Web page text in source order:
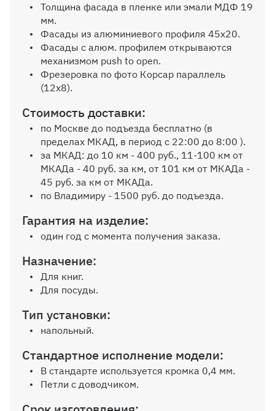
Материалы как на
фотографии: Корпус Дуб
делано D4079 OW,
фасады МДФ Графит
SF019 матовый софт тач
черной алюминиевой раме
45х20 (+400 руб.)
Дополнительная вертикальная
перегородка
Дополнительная полка до 600 мм
Дополнительная полка от 600 до
Толщина фасада в пленке или эмали МДФ 19
мм.
Фасады из алюминиевого профиля 45х20.
Фасады с алюм. профилем открываются
механизмом push to open.
Фрезеровка по фото Корсар параллель
(12х8).
Стоимость доставки:
по Москве до подъезда бесплатно (в
пределах МКАД, в период с 22:00 до 8:00 ).
за МКАД: до 10 км - 400 руб., 11-100 км от
МКАДа - 40 руб. за км, от 101 км от МКАДа -
45 руб. за км от МКАДа.
по Владимиру - 1500 руб. до подъезда.
Гарантия на изделие:
один год с момента получения заказа.
Назначение:
Для книг.
Для посуды.
Тип установки:
напольный.
Стандартное исполнение модели:
В стандарте используется кромка 0,4 мм.
Петли с доводчиком.